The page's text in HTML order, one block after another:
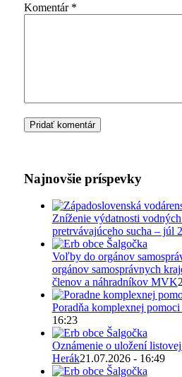
Komentár *
Najnovšie príspevky
Zníženie výdatnosti
pretrvávajúceho sucha – júl
Voľby do orgánov
orgánov samosprávnych
členov a náhradníkov MVK
Poradňa komplexnej pomoci
16:23
Oznámenie o uložení
Herák21.07.2026 - 16:49